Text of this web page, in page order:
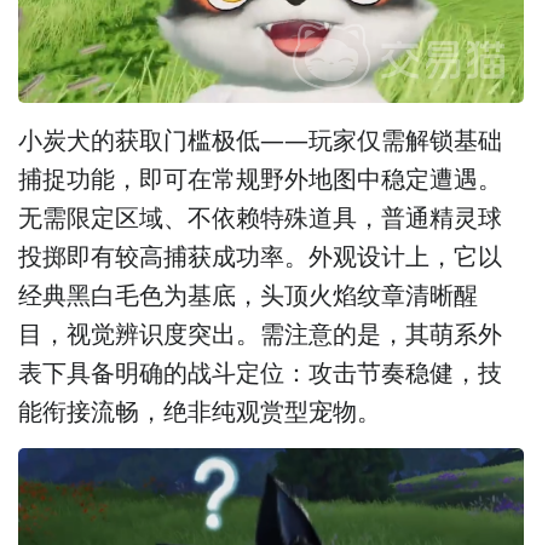
小炭犬的获取门槛极低——玩家仅需解锁基础
捕捉功能，即可在常规野外地图中稳定遭遇。
无需限定区域、不依赖特殊道具，普通精灵球
投掷即有较高捕获成功率。外观设计上，它以
经典黑白毛色为基底，头顶火焰纹章清晰醒
目，视觉辨识度突出。需注意的是，其萌系外
表下具备明确的战斗定位：攻击节奏稳健，技
能衔接流畅，绝非纯观赏型宠物。